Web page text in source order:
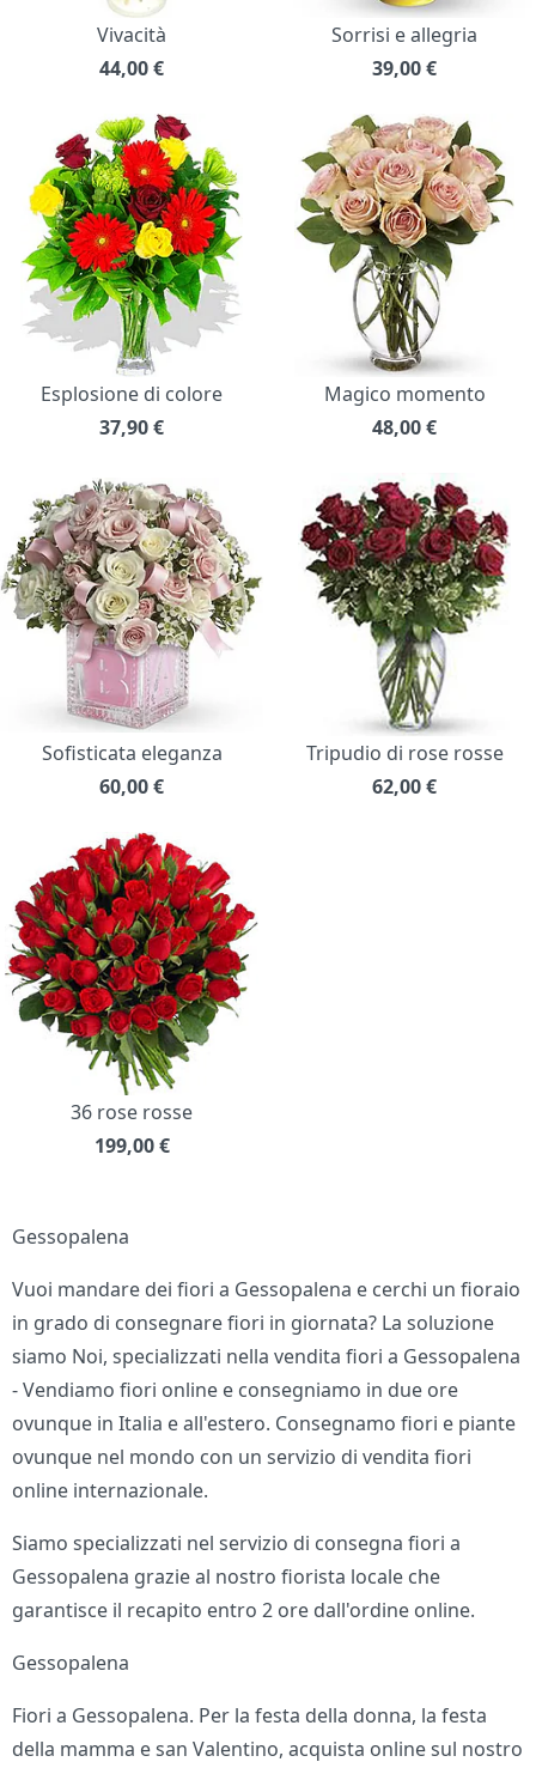
Vivacità
44,00€
Sorrisi e allegria
39,00€
Esplosione di colore
37,90€
Magico momento
48,00€
Sofisticata eleganza
60,00€
Tripudio di rose rosse
62,00€
36 rose rosse
199,00 €
Gessopalena
Vuoi mandare dei fiori a Gessopalena e cerchi un fioraio
in grado di consegnare fiori in giornata? La soluzione
siamo Noi, specializzati nella vendita fiori a Gessopalena
- Vendiamo fiori online e consegniamo in due ore
ovunque in Italia e all'estero. Consegnamo fiori e piante
ovunque nel mondo con un servizio di vendita fiori
online internazionale.
Siamo specializzati nel servizio di consegna fiori a
Gessopalena grazie al nostro fiorista locale che
garantisce il recapito entro 2 ore dall'ordine online.
Gessopalena
Fiori a Gessopalena. Per la festa della donna, la festa
della mamma e san Valentino, acquista online sul nostro